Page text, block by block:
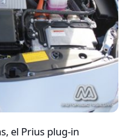
el Prius plug-in